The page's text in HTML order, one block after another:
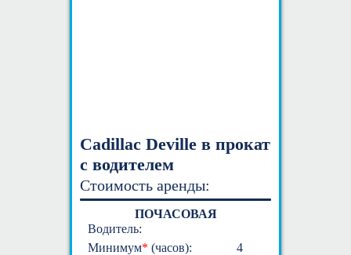
Cadillac Deville в прокат
с водителем
Стоимость аренды:
ПОЧАСОВАЯ
Водитель:
Минимум* (часов):
4